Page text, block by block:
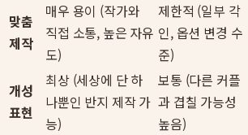
맞춤
제작
매우 용이 (작가와
직접 소통, 높은 자유
도)
제한적 (일부 각
인, 옵션 변경 수
준)
개성
표현
최상 (세상에 단 하
나뿐인 반지 제작 가
능)
보통 (다른 커플
과 겹칠 가능성
높음)